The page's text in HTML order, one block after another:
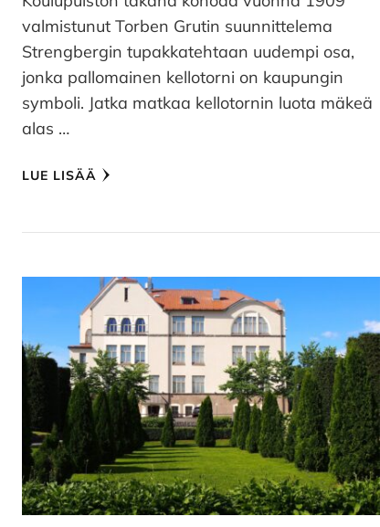
valmistunut Torben Grutin suunnittelema
Strengbergin tupakkatehtaan uudempi osa,
jonka pallomainen kellotorni on kaupungin
symboli. Jatka matkaa kellotornin luota mäkeä
alas …
LUE LISÄÄ